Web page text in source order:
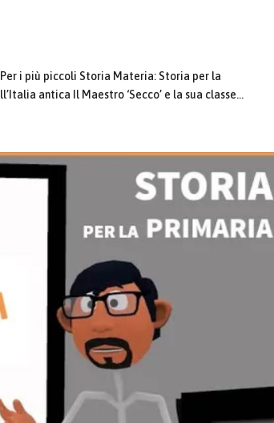
i più piccoli Storia Materia: Storia per la
antica Il Maestro ‘Secco’ e la sua classe...